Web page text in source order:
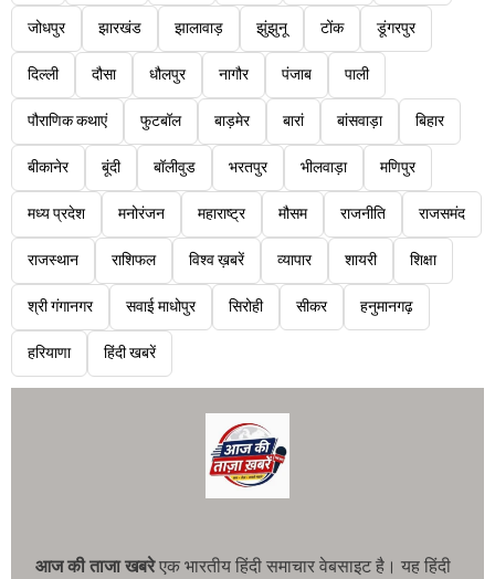
जोधपुर झारखंड झालावाड़ झुंझुनू टोंक डूंगरपुर
दिल्ली दौसा धौलपुर नागौर पंजाब पाली
पौराणिक कथाएं फुटबॉल बाड़मेर बारां बांसवाड़ा बिहार
बीकानेर बूंदी बॉलीवुड भरतपुर भीलवाड़ा मणिपुर
मध्य प्रदेश मनोरंजन महाराष्ट्र मौसम राजनीति राजसमंद
राजस्थान राशिफल विश्व ख़बरें व्यापार शायरी शिक्षा
श्री गंगानगर सवाई माधोपुर सिरोही सीकर हनुमानगढ़
हरियाणा हिंदी खबरें
आज की ताजा खबरेएक भारतीय हिंदी समाचार वेबसाइट है। यह हिंदी